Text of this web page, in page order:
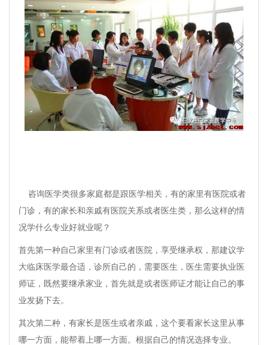
咨询医学类很多家庭都是跟医学相关，有的家里有医院或者
门诊，有的家长和亲戚有医院关系或者医生类，那么这样的情
况学什么专业好就业呢？
首先第一种自己家里有门诊或者医院，享受继承权，那建议学
大临床医学最合适，诊所自己的，需要医生，医生需要执业医
师证，既然要继承家业，首先就是或者医师证才能让自己的事
业发扬下去。
其次第二种，有家长是医生或者亲戚，这个要看家长这里从事
哪一方面，能帮着上哪一方面。根据自己的情况选择专业。